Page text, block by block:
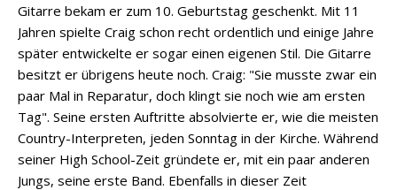
Gitarre bekam er zum 10. Geburtstag geschenkt. Mit 11
Jahren spielte Craig schon recht ordentlich und einige Jahre
später entwickelte er sogar einen eigenen Stil. Die Gitarre
besitzt er übrigens heute noch. Craig: "Sie musste zwar ein
paar Mal in Reparatur, doch klingt sie noch wie am ersten
Tag". Seine ersten Auftritte absolvierte er, wie die meisten
Country-Interpreten, jeden Sonntag in der Kirche. Während
seiner High School-Zeit gründete er, mit ein paar anderen
Jungs, seine erste Band. Ebenfalls in dieser Zeit